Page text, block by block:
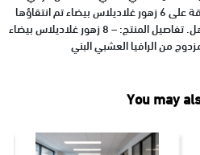
وتشع نقاءً ونعومة. تحتوي هذه الباقة على 6 زهور غلاديلاس بيضاء تم انتقاؤها
بعناية فائقة لإضفاء تأثير بصري مذهل. تفاصيل المنتج: – 8 زهور غلاديلاس بيضاء
You may